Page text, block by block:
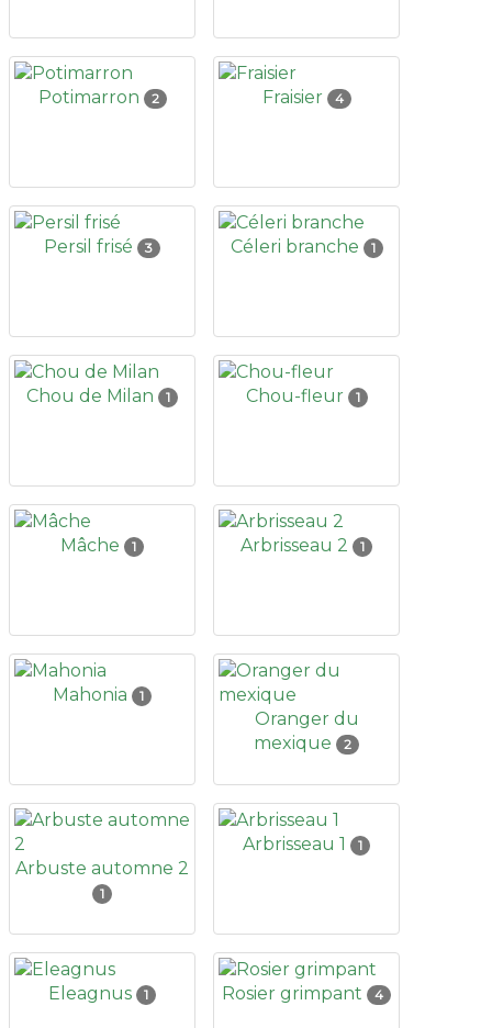
Potimarron 2 Fraisier 4
Persil frisé 3 Céleri branche 1
Chou de Milan 1 Chou-fleur 1
Mâche 1 Arbrisseau 2 1
Mahonia 1
Oranger du
mexique
2
Arbuste automne 2
1
Arbrisseau 1 1
Eleagnus 1 Rosier grimpant 4